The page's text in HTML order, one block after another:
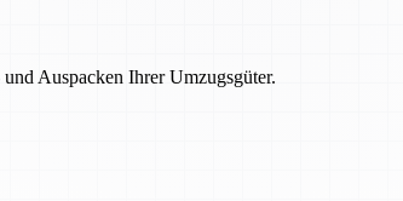
Auspacken Ihrer Umzugsgüter.